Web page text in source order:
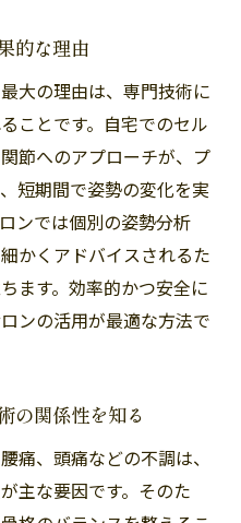
サロンの技術に注目
いサロンの専門技術
ンの施術が安心な理由
ロン技術とその効果
るサロンの選び方
サロンの魅力を知ろう
改善できる理由を紹介
毎日を快適に過ごす方
アとサロン活用法
とセルフケアの両立が
的な理由
大の理由は、専門技術に
ことです。自宅でのセル
節へのアプローチが、プ
短期間で姿勢の変化を実
ンでは個別の姿勢分析
かくアドバイスされるた
ます。効率的かつ安全に
ンの活用が最適な方法で
の関係性を知る
痛、頭痛などの不調は、
主な要因です。そのた